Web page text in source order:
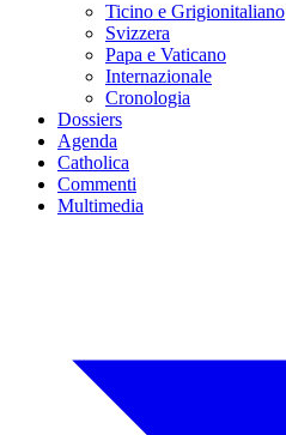
Ticino e Grigionitaliano
Svizzera
Papa e Vaticano
Internazionale
Cronologia
Dossiers
Agenda
Catholica
Commenti
Multimedia